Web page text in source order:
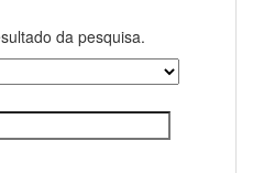
da pesquisa.